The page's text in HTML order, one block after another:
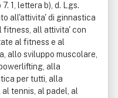
1, lettera b), d. Lgs.
all'attivita' di ginnastica
all attivita' con
al fitness e al
allo sviluppo muscolare,
alla
per tutti, alla
tennis, al padel, al